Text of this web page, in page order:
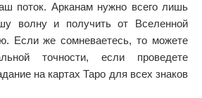
поток. Арканам нужно всего лишь
волну и получить от Вселенной
Если же сомневаетесь, то можете
точности, если проведете
на картах Таро для всех знаков